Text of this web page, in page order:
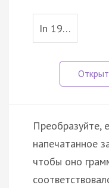
In 19…
Преобразуйте,
напечатанное
чтобы оно